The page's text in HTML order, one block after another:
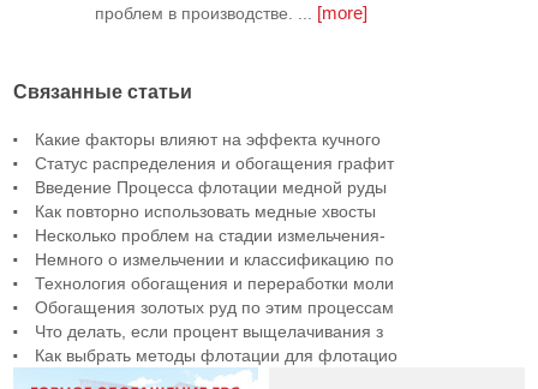
проблем в производстве. ...
[more]
Связанные статьи
Какие факторы влияют на эффекта кучного
Статус распределения и обогащения графит
Введение Процесса флотации медной руды
Как повторно использовать медные хвосты
Несколько проблем на стадии измельчения-
Немного о измельчении и классификацию по
Технология обогащения и переработки моли
Обогащения золотых руд по этим процессам
Что делать, если процент выщелачивания з
Как выбрать методы флотации для флотацио